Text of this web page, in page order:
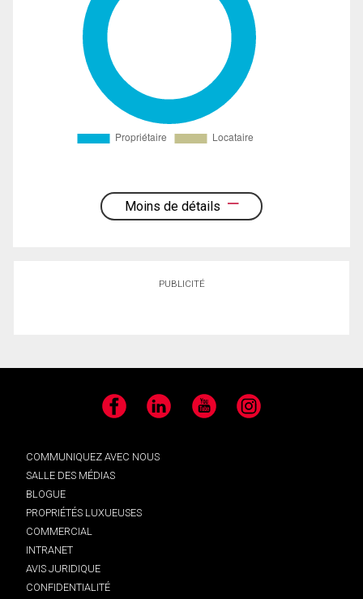
Moins de détails
PUBLICITÉ
Facebook LinkedIn YouTube Instagram
COMMUNIQUEZ AVEC NOUS
SALLE DES MÉDIAS
BLOGUE
PROPRIÉTÉS LUXUEUSES
COMMERCIAL
INTRANET
AVIS JURIDIQUE
CONFIDENTIALITÉ